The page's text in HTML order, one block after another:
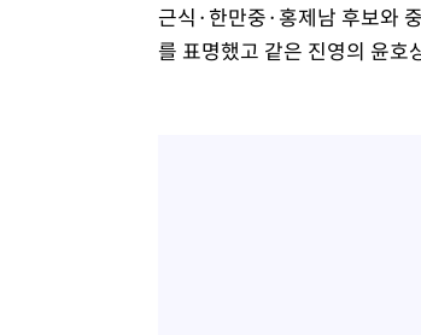
근식·한만중·홍제남 후보와
를 표명했고 같은 진영의 윤호